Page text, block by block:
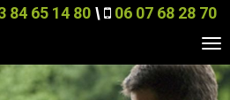
84 65 14 80 \ 06 07 68 28 70